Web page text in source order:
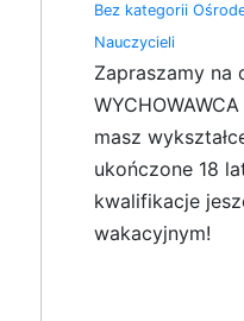
Bez kategorii
Nauczycieli
Zapraszamy na
masz
ukończone 18
kwalifikacje
wakacyjnym!